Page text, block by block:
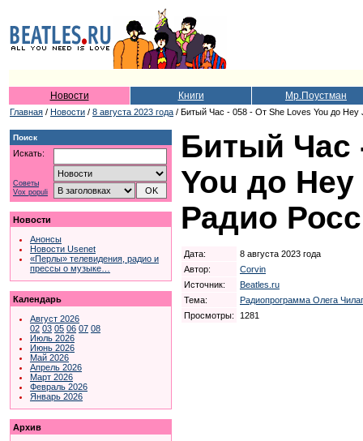
Новости Книги Мр.Поустман
Главная / Новости / 8 августа 2023 года / Битый Час - 058 - От She Loves You до Hey
Поиск
Искать:
Советы
Vox populi
Новости
Анонсы
Новости Usenet
«Перлы» телевидения, радио и
прессы о музыке…
Календарь
Август 2026
02 03 05 06 07 08
Июль 2026
Июнь 2026
Май 2026
Апрель 2026
Март 2026
Февраль 2026
Январь 2026
Архив
Битый Час
You до
Радио
Дата:
8 августа 2023 года
Автор:
Corvin
Источник:
Beatles.ru
Тема:
Радиопрограмма Олега
Просмотры:
1281